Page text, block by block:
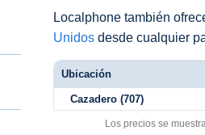
Localphone también
Unidos desde cualquier
Ubicación
Cazadero (707)
Los precios se